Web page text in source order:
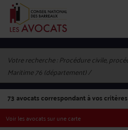
Votre recherche :Procédure civile,
Maritime 76 (département)
73avocats correspondant à vos critères
Voir les avocats sur une carte